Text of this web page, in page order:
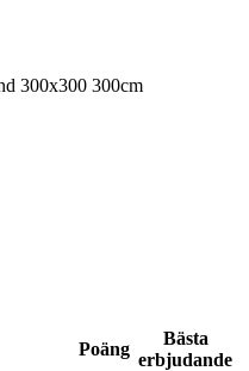
300x300 300cm
Poäng
Bästa
erbjudande